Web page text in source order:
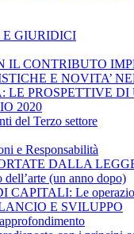
E GIURIDICI
IL CONTRIBUTO
E NOVITA’
LE PROSPETTIVE
2020
del Terzo settore
e Responsabilità
DALLA
(un anno dopo)
Le
E SVILUPPO